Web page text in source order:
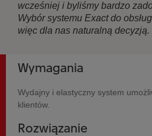
wcześniej i byliśmy bardzo
Wybór systemu Exact do
więc dla nas naturalną decyzją.
Wymagania
Wydajny i elastyczny system
klientów.
Rozwiązanie